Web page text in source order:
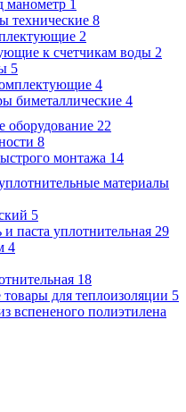
манометр 1
технические 8
2
к счетчикам воды 2
5
4
биметаллические 4
оборудование 22
8
монтажа 14
материалы
5
паста уплотнительная 29
4
18
для теплоизоляции 5
вспененого полиэтилена